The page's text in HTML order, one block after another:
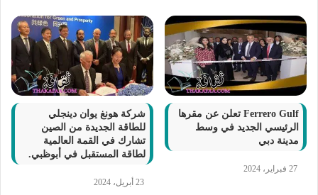
Ferrero Gulf تعلن عن مقرها
الرئيسي الجديد في وسط
مدينة دبي
27 فبراير، 2024
شركة هونغ يوان دينجلي
للطاقة الجديدة من الصين
تشارك في القمة العالمية
لطاقة المستقبل في أبوظبي.
23 أبريل، 2024